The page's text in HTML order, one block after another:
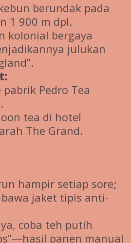
berundak pada
1 900 m dpl.
kolonial bergaya
julukan
pabrik Pedro Tea
tea di hotel
The Grand.
hampir setiap sore;
jaket tipis anti-
coba teh putih
panen manual